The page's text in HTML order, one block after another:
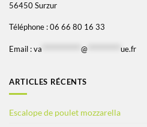
56450 Surzur
Téléphone : 06 66 80 16 33
Email : va @ ue.fr
ARTICLES RÉCENTS
Escalope de poulet mozzarella